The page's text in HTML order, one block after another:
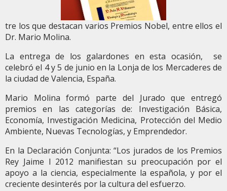
tre los que destacan varios Premios Nobel, entre ellos el
Dr. Mario Molina.
La entrega de los galardones en esta ocasión, se
celebró el 4 y 5 de junio en la Lonja de los Mercaderes de
la ciudad de Valencia, España.
Mario Molina formó parte del Jurado que entregó
premios en las categorías de: Investigación Básica,
Economía, Investigación Medicina, Protección del Medio
Ambiente, Nuevas Tecnologías, y Emprendedor.
En la Declaración Conjunta: “Los jurados de los Premios
Rey Jaime I 2012 manifiestan su preocupación por el
apoyo a la ciencia, especialmente la española, y por el
creciente desinterés por la cultura del esfuerzo.